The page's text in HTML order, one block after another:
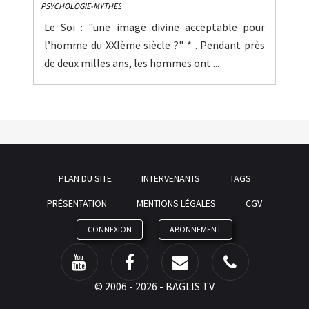
PSYCHOLOGIE-MYTHES
Le Soi : "une image divine acceptable pour
l’homme du XXIème siècle ?" * . Pendant près
de deux milles ans, les hommes ont ...
PLAN DU SITE INTERVENANTS
TAGS
PRÉSENTATION
MENTIONS LÉGALES CGV
CONNEXION ABONNEMENT
© 2006 - 2026 - BAGLIS TV